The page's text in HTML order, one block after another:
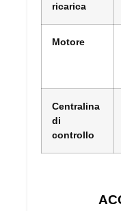
ricarica
Motore
Centralina
di
controllo